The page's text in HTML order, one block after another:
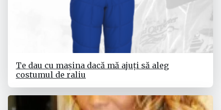
Te dau cu mașina dacă mă ajuți să aleg
costumul de raliu